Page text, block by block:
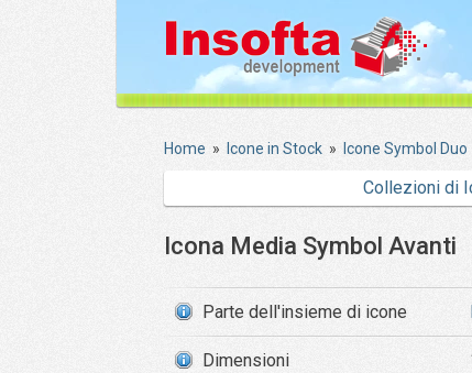
Home » Icone in Stock » Icone Symbol Duo
Collezioni di
Icona Media Symbol Avanti
Parte dell'insieme di icone
Dimensioni